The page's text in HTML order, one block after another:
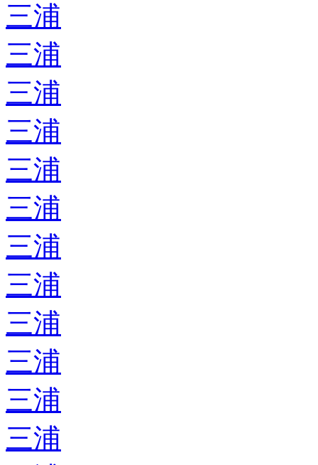
三浦
三浦
三浦
三浦
三浦
三浦
三浦
三浦
三浦
三浦
三浦
三浦